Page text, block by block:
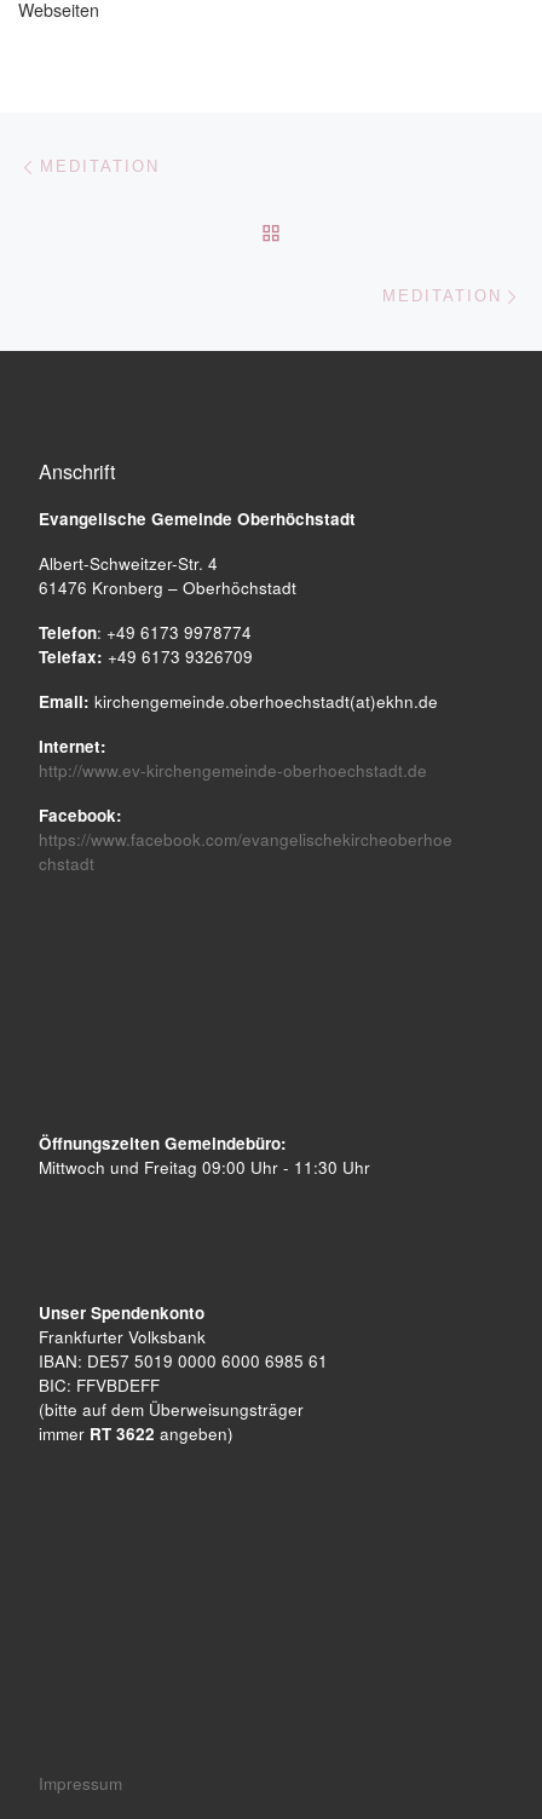
Webseiten
Beitragsnavigation
MEDITATION
MEDITATION
Anschrift
Evangelische Gemeinde Oberhöchstadt
Albert-Schweitzer-Str. 4
61476 Kronberg – Oberhöchstadt
Telefon: +49 6173 9978774
Telefax: +49 6173 9326709
Email: kirchengemeinde.oberhoechstadt(at)ekhn.de
Internet:
http://www.ev-kirchengemeinde-oberhoechstadt.de
Facebook:
https://www.facebook.com/evangelischekircheoberhoe
chstadt
Öffnungszeiten Gemeindebüro:
Mittwoch und Freitag 09:00 Uhr - 11:30 Uhr
Unser Spendenkonto
Frankfurter Volksbank
IBAN: DE57 5019 0000 6000 6985 61
BIC: FFVBDEFF
(bitte auf dem Überweisungsträger
immer RT 3622 angeben)
Impressum